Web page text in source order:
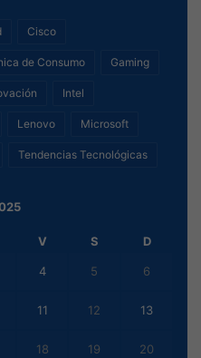
Cisco
de Consumo Gaming
Intel
Lenovo Microsoft
Tendencias Tecnológicas
V S D
4 5 6
11 12 13
18 19 20